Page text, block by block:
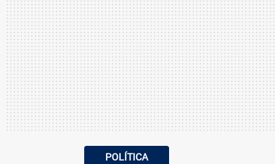
POLÍTICA